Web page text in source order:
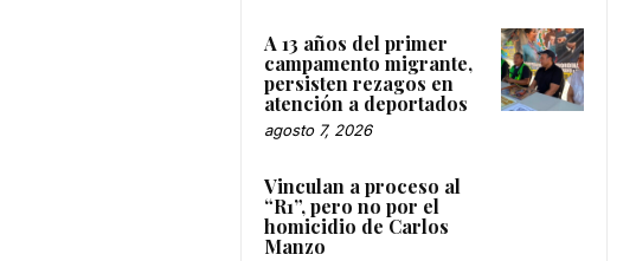
A 13 años del primer
campamento migrante,
persisten rezagos en
atención a deportados
agosto 7, 2026
Vinculan a proceso al
“R1”, pero no por el
homicidio de Carlos
Manzo